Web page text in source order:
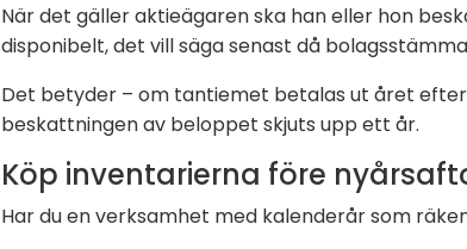
När det gäller aktieägaren ska han eller hon
disponibelt, det vill säga senast då
Det betyder – om tantiemet betalas ut året
beskattningen av beloppet skjuts upp ett år.
Köp inventarierna före
Har du en verksamhet med kalenderår som